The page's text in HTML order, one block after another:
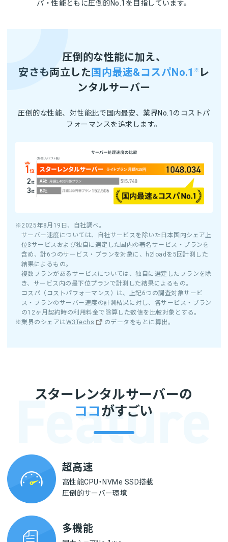
パ・性能ともに圧倒的No.1を目指しています。
圧倒的な性能に加え、
安さも両立した 国内最速&コスパNo.1 ※ レ
ンタルサーバー
圧倒的な性能、対性能比で国内最安、業界No.1のコストパ
フォーマンスを追求します。
※2025年8月19日、自社調べ。
サーバー速度については、自社サービスを除いた日本国内シェア上
位3サービスおよび独自に選定した国内の著名サービス・プランを
含め、計6つのサービス・プランを対象に、h2loadを5回計測した
結果によるもの。
複数プランがあるサービスについては、独自に選定したプランを除
き、サービス内の最下位プランで計測した結果によるもの。
コスパ（コストパフォーマンス）は、上記6つの調査対象サービ
ス・プランのサーバー速度の計測結果に対し、各サービス・プラン
の12ヶ月契約時の利用料金で除算した数値を比較対象とする。
※業界のシェアはW3Techs のデータをもとに算出。
スターレンタルサーバーの
ココがすごい
超高速
高性能CPU・NVMe SSD搭載
圧倒的サーバー環境
多機能